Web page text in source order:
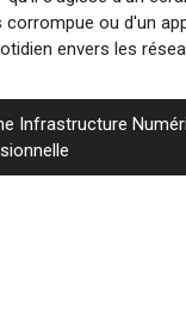
corrompue ou d'un
envers les
Infrastructure